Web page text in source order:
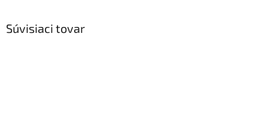
Súvisiaci tovar